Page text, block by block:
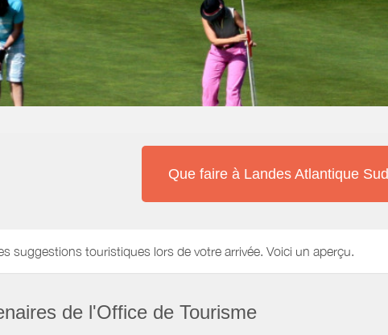
Que faire à Landes Atlantique Sud
suggestions touristiques lors de votre arrivée. Voici un aperçu.
de l'Office de Tourisme